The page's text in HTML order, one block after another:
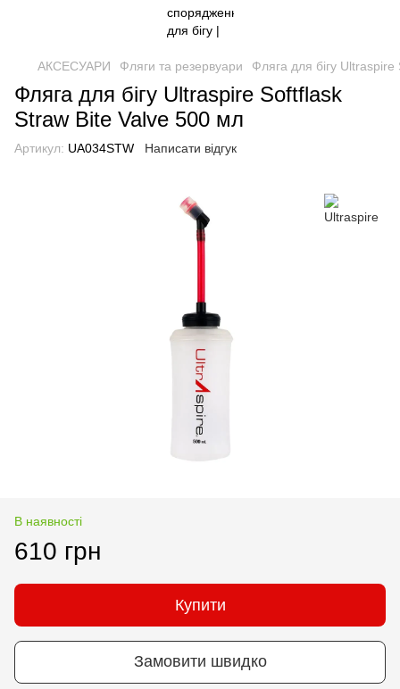
АКСЕСУАРИ Фляги та резервуари Фляга для бігу
Фляга для бігу Ultraspire Softflask
Straw Bite Valve 500 мл
Артикул: UA034STW Написати відгук
В наявності
610 грн
Купити
Замовити швидко